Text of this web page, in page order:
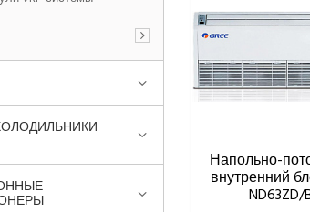
Напольно-
внутренний
ND63ZD/